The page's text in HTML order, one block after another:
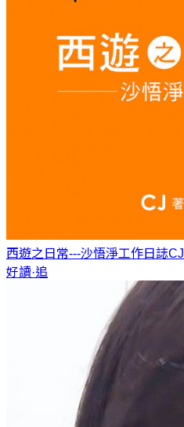
西遊之日常---沙悟淨工作日誌CJ
好讀·追